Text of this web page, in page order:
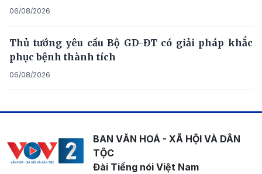
06/08/2026
Thủ tướng yêu cầu Bộ GD-ĐT có giải pháp khắc
phục bệnh thành tích
06/08/2026
BAN VĂN HOÁ - XÃ HỘI VÀ DÂN
TỘC
Đài Tiếng nói Việt Nam